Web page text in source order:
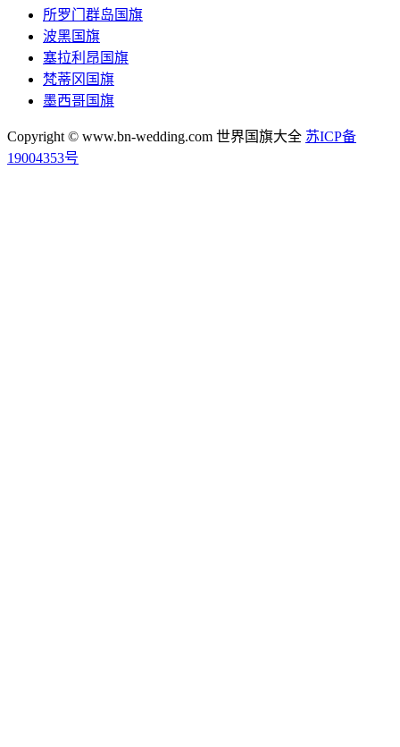
所罗门群岛国旗
波黑国旗
塞拉利昂国旗
梵蒂冈国旗
墨西哥国旗
Copyright © www.bn-wedding.com 世界国旗大全 苏ICP备
19004353号